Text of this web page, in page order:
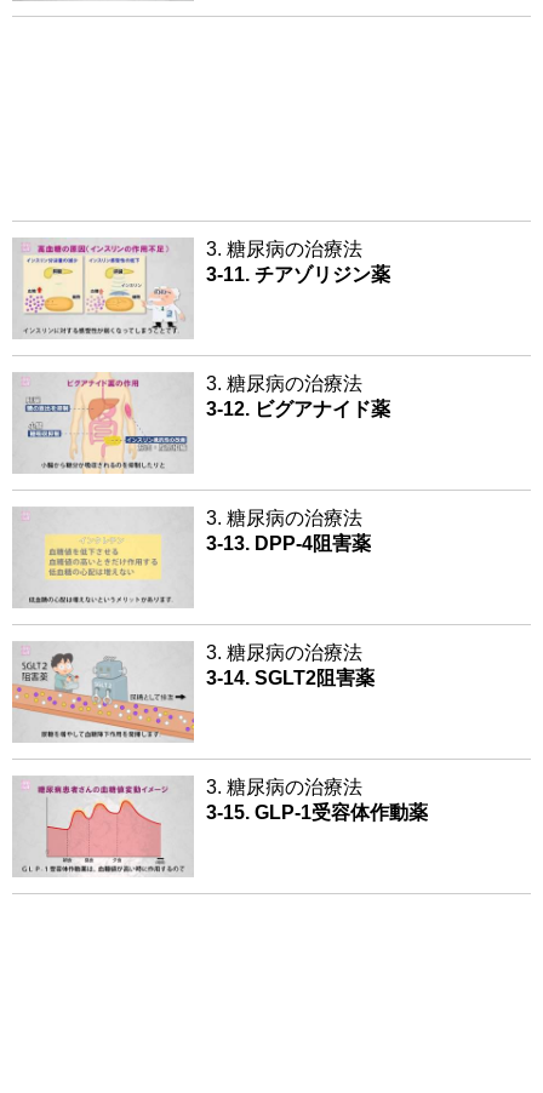
3. 糖尿病の治療法
3-11. チアゾリジン薬
3. 糖尿病の治療法
3-12. ビグアナイド薬
3. 糖尿病の治療法
3-13. DPP-4阻害薬
3. 糖尿病の治療法
3-14. SGLT2阻害薬
3. 糖尿病の治療法
3-15. GLP-1受容体作動薬